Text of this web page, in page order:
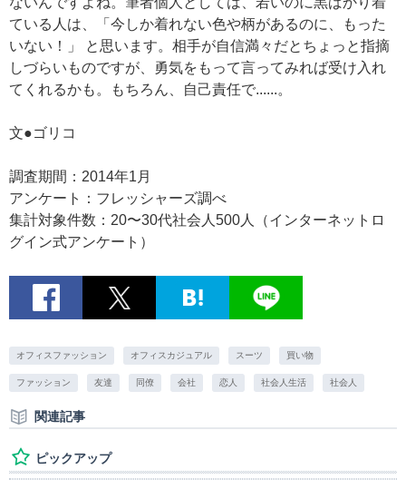
ている人は、「今しか着れない色や柄があるのに、もった
いない！」 と思います。相手が自信満々だとちょっと指摘
しづらいものですが、勇気をもって言ってみれば受け入れ
てくれるかも。もちろん、自己責任で......。
文●ゴリコ
調査期間：2014年1月
アンケート：フレッシャーズ調べ
集計対象件数：20〜30代社会人500人（インターネットロ
グイン式アンケート）
オフィスファッション オフィスカジュアル スーツ 買い物
ファッション 友達 同僚 会社 恋人 社会人生活 社会人
関連記事
ピックアップ